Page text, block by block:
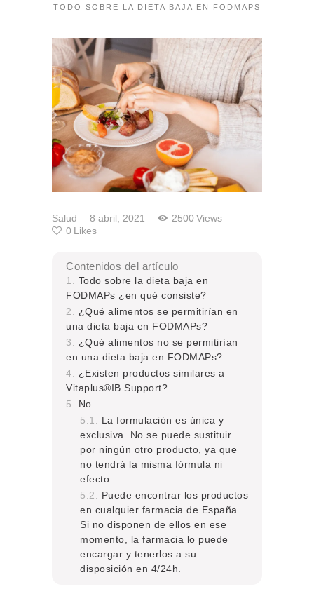
TODO SOBRE LA DIETA BAJA EN FODMAPS
Salud 8 abril, 2021 2500 Views
0 Likes
Contenidos del artículo
Todo sobre la dieta baja en
FODMAPs ¿en qué consiste?
¿Qué alimentos se permitirían en
una dieta baja en FODMAPs?
¿Qué alimentos no se permitirían
en una dieta baja en FODMAPs?
¿Existen productos similares a
Vitaplus®IB Support?
No
La formulación es única y
exclusiva. No se puede sustituir
por ningún otro producto, ya que
no tendrá la misma fórmula ni
efecto.
Puede encontrar los productos
en cualquier farmacia de España.
Si no disponen de ellos en ese
momento, la farmacia lo puede
encargar y tenerlos a su
disposición en 4/24h.